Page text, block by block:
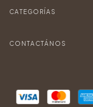
CATEGORÍAS
CONTACTÁNOS